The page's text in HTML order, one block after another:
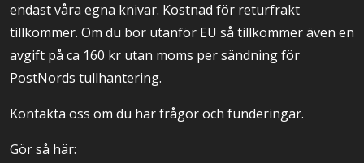
endast våra egna knivar. Kostnad för returfrakt
tillkommer. Om du bor utanför EU så tillkommer även en
avgift på ca 160 kr utan moms per sändning för
PostNords tullhantering.
Kontakta oss om du har frågor och funderingar.
Gör så här: